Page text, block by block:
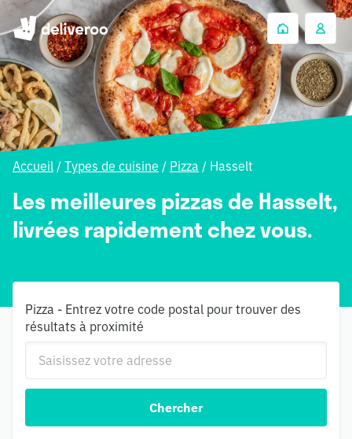
Accueil / Types de cuisine / Pizza / Hasselt
Les meilleures pizzas de Hasselt,
livrées rapidement chez vous.
Pizza - Entrez votre code postal pour trouver des
résultats à proximité
Chercher